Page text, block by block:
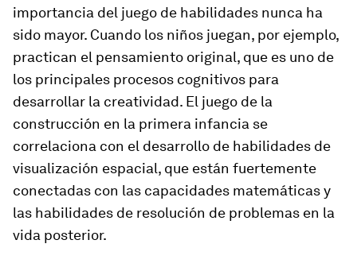
importancia del juego de habilidades nunca ha
sido mayor. Cuando los niños juegan, por ejemplo,
practican el pensamiento original, que es uno de
los principales procesos cognitivos para
desarrollar la creatividad. El juego de la
construcción en la primera infancia se
correlaciona con el desarrollo de habilidades de
visualización espacial, que están fuertemente
conectadas con las capacidades matemáticas y
las habilidades de resolución de problemas en la
vida posterior.